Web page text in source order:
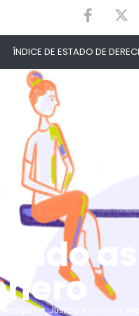
ÍNDICE DE ESTADO DE
Investigación,Justicia Alternativa